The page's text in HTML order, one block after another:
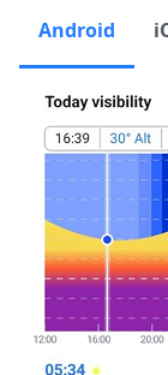
Android